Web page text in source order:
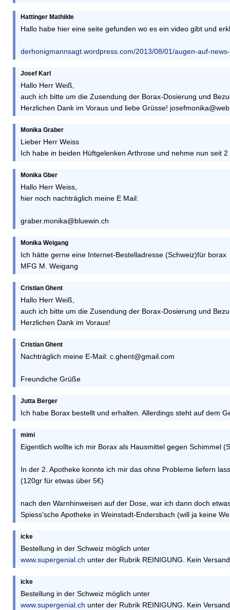
Hattinger Mathilde
Hallo habe hier eine seite gefunden wo es ein video gibt und
derhonigmannsagt.wordpress.com/2013/08/01/augen-auf-
Josef Karl
Hallo Herr Weiß,
auch ich bitte um die Zusendung der Borax-Dosierung und
Herzlichen Dank im Voraus und liebe Grüsse!
Monika Graber
Lieber Herr Weiss
Ich habe in beiden Hüftgelenken Arthrose und nehme nun seit
Monika Gber
Hallo Herr Weiss,
hier noch nachträglich meine E Mail:
graber.monika@bluewin.ch
Monika Weigang
Ich hätte gerne eine Internet-Bestelladresse (Schweiz)für borax
MFG M. Weigang
Cristian Ghent
Hallo Herr Weiß,
auch ich bitte um die Zusendung der Borax-Dosierung und
Herzlichen Dank im Voraus!
Cristian Ghent
Nachträglich meine E-Mail: c.ghent@gmail.com
Freundiche Grüße
Jutta Berger
Ich habe Borax bestellt und erhalten. Allerdings steht auf dem
mimi
Eigentlich wollte ich mir Borax als Hausmittel gegen Schimmel
In der 2. Apotheke konnte ich mir das ohne Probleme liefern
(120gr für etwas über 5€)
nach den Warnhinweisen auf der Dose, war ich dann doch
Spiess'sche Apotheke in Weinstadt-Endersbach (will ja keine
icke
Bestellung in der Schweiz möglich unter
www.supergenial.ch unter der Rubrik REINIGUNG. Kein
icke
Bestellung in der Schweiz möglich unter
www.supergenial.ch unter der Rubrik REINIGUNG. Kein